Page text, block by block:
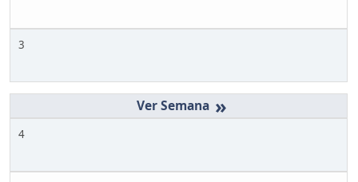
3
»
4